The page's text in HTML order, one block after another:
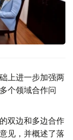
上进一步加强两
个领域合作问
双边和多边合作
见，并概述了落